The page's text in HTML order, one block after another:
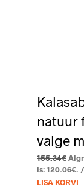
natuur
valge
155.34€
is: 120.06€.
LISA KORVI